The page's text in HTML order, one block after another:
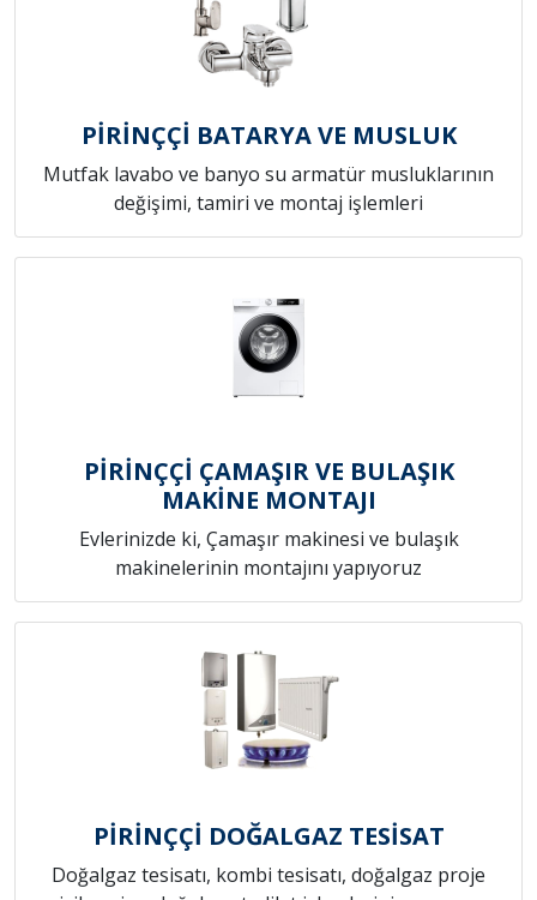
PİRİNÇÇİ BATARYA VE MUSLUK
Mutfak lavabo ve banyo su armatür musluklarının
değişimi, tamiri ve montaj işlemleri
PİRİNÇÇİ ÇAMAŞIR VE BULAŞIK
MAKİNE MONTAJI
Evlerinizde ki, Çamaşır makinesi ve bulaşık
makinelerinin montajını yapıyoruz
PİRİNÇÇİ DOĞALGAZ TESİSAT
Doğalgaz tesisatı, kombi tesisatı, doğalgaz proje